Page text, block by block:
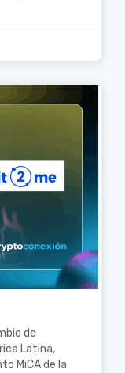
de
Latina,
MiCA de la